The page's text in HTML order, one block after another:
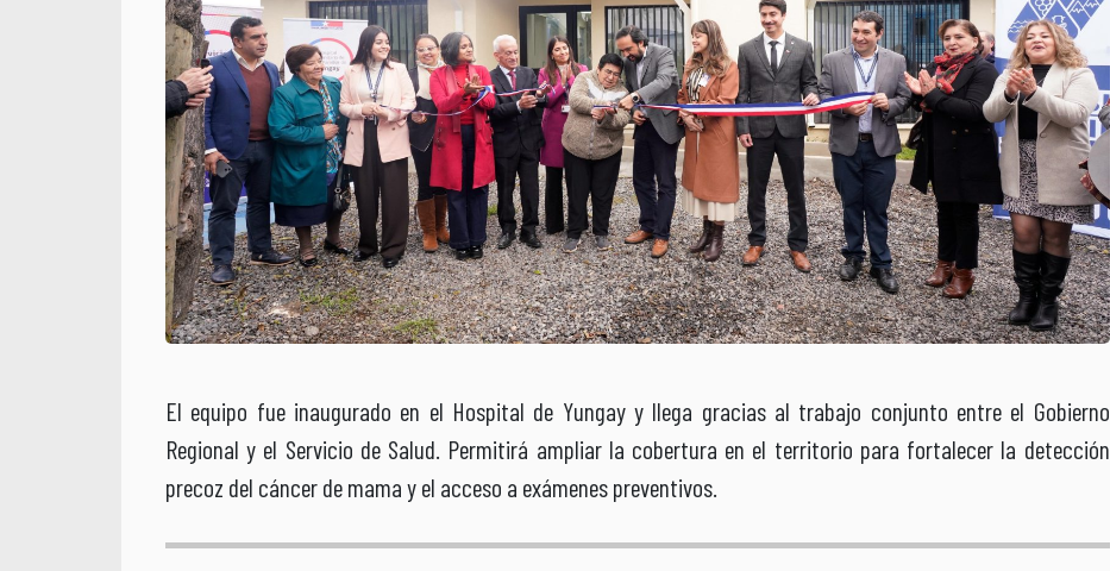
El equipo fue inaugurado en el Hospital de Yungay y llega gracias al trabajo conjunto entre el Gobierno
Regional y el Servicio de Salud. Permitirá ampliar la cobertura en el territorio para fortalecer la detección
precoz del cáncer de mama y el acceso a exámenes preventivos.